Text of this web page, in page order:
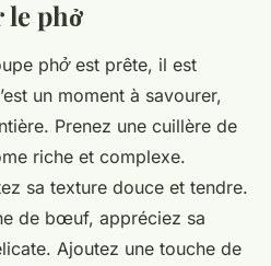
le phở
phởest prête, il est
un moment à savourer,
Prenez une cuillère de
riche et complexe.
sa texture douce et tendre.
de bœuf, appréciez sa
Ajoutez une touche de